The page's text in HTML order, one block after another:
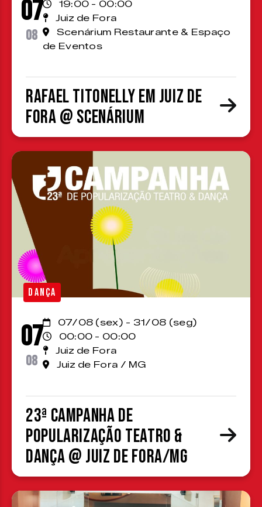
07
08
19:00 - 00:00
Juiz de Fora
Scenárium Restaurante & Espaço
de Eventos
Rafael Titonelly em Juiz de
Fora @ Scenárium
DANÇA
07
08
07/08 (sex) - 31/08 (seg)
00:00 - 00:00
Juiz de Fora
Juiz de Fora / MG
23ª Campanha de
Popularização Teatro &
Dança @ Juiz de Fora/MG